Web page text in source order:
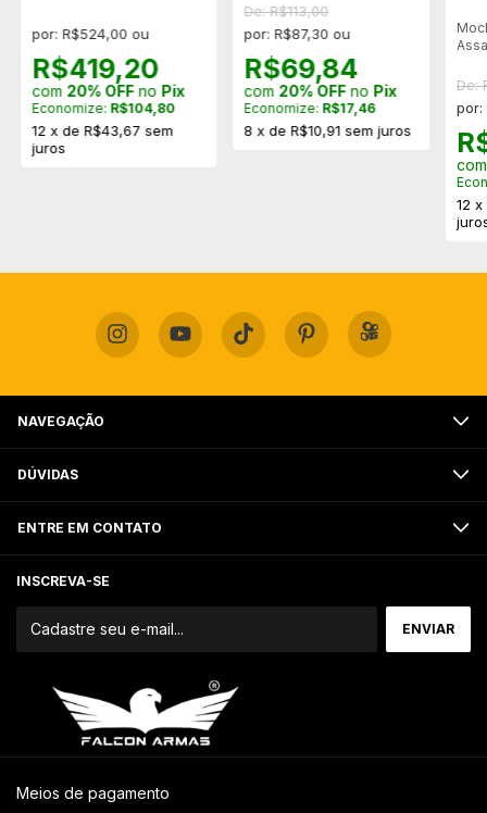
por: R$524,00 ou
R$419,20
com 20% OFFno Pix
Economize: R$104,80
12 x de R$43,67 sem
juros
De: R$113,00
por: R$87,30 ou
R$69,84
com 20% OFFno Pix
Economize: R$17,46
8 xdeR$10,91 sem juros
De:
por:
12 x
NAVEGAÇÃO
DÚVIDAS
ENTRE EM CONTATO
INSCREVA-SE
Meios de pagamento